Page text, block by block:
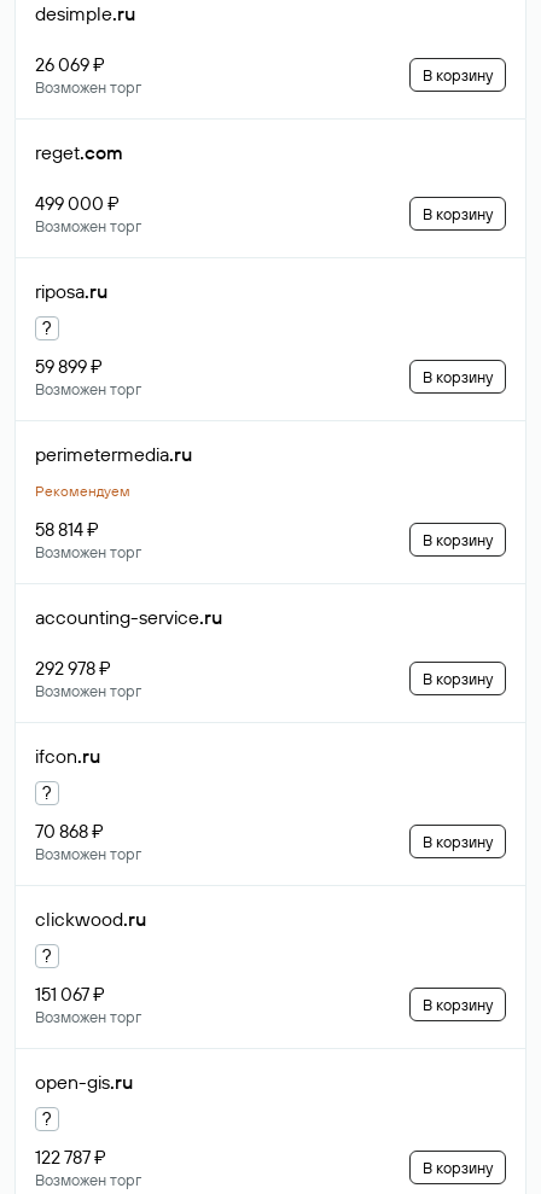
desimple.ru
26 069 ₽
Возможен торг
В корзину
reget.com
499 000 ₽
Возможен торг
В корзину
riposa.ru
?
59 899 ₽
Возможен торг
В корзину
perimetermedia.ru
Рекомендуем
58 814 ₽
Возможен торг
В корзину
accounting-service.ru
292 978 ₽
Возможен торг
В корзину
ifcon.ru
?
70 868 ₽
Возможен торг
В корзину
clickwood.ru
?
151 067 ₽
Возможен торг
В корзину
open-gis.ru
?
122 787 ₽
Возможен торг
В корзину